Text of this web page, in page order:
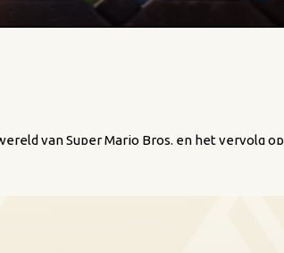
van Super Mario Bros. en het vervolg op
miljard dollar heeft opgebracht. Zowel de film
en Nintendo samen en wordt